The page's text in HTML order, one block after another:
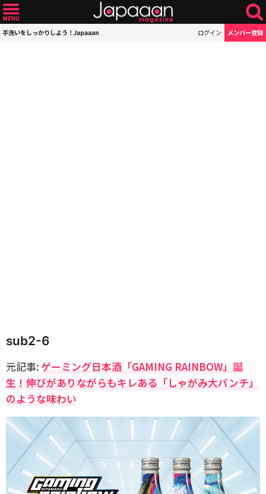
手洗いをしっかりしよう！Japaaan ログイン メンバー登録
sub2-6
元記事:ゲーミング日本酒「GAMING RAINBOW」誕
生！伸びがありながらもキレある「しゃがみ大パンチ」
のような味わい